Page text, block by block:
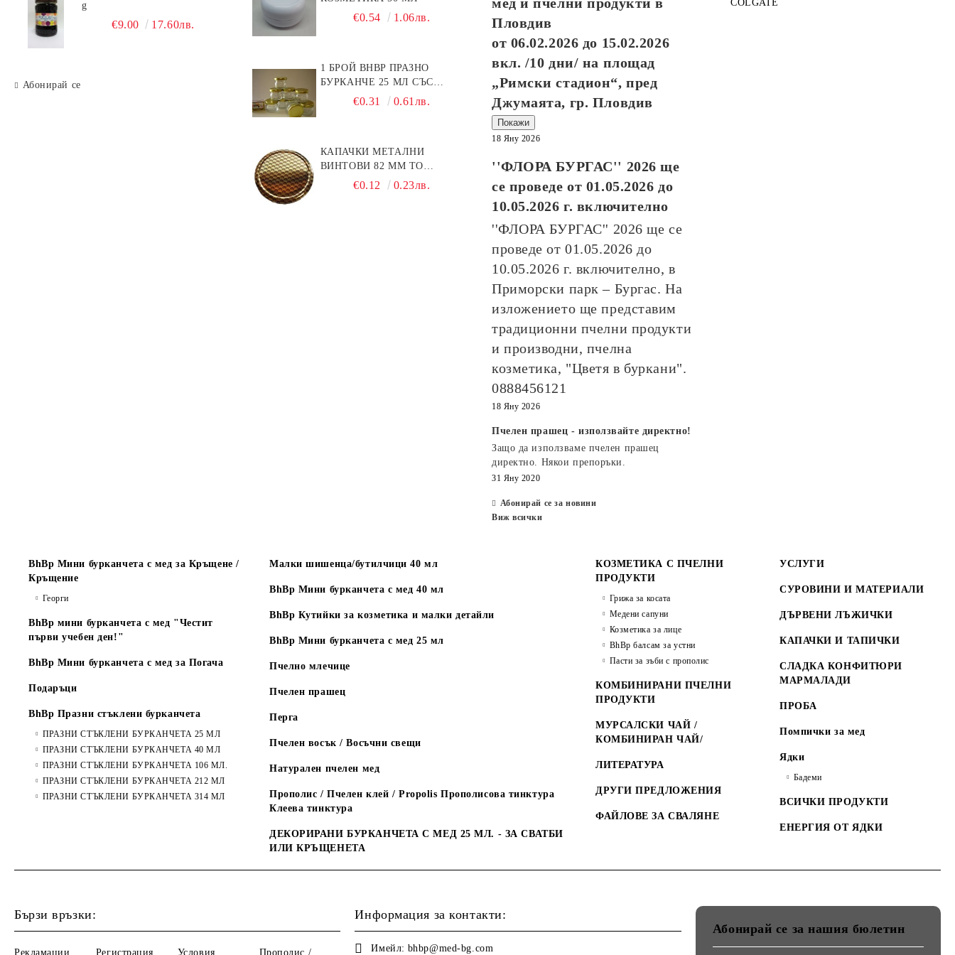
g
€9.00 17.60лв.
Абонирай се
€0.54 1.06лв.
1 БРОЙ BHBP ПРАЗНО
БУРКАНЧЕ 25 МЛ СЪС
ЗЛАТИСТА КАПАЧКА
€0.31 0.61лв.
КАПАЧКИ МЕТАЛНИ
ВИНТОВИ 82 ММ ТО
ПЧЕЛНА ПИТА
€0.12 0.23лв.
Пловдив
от 06.02.2026 до 15.02.2026
вкл. /10 дни/ на площад
„Римски стадион“, пред
Джумаята, гр. Пловдив
Покажи
18 Яну 2026
''ФЛОРА БУРГАС'' 2026ще
се проведе от 01.05.2026 до
10.05.2026 г. включително
''ФЛОРА БУРГАС'' 2026ще се
проведе от01.05.2026 до
10.05.2026 г. включително, в
Приморски парк – Бургас. На
изложението ще представим
традиционни пчелни продукти
и производни, пчелна
козметика, "Цветя в буркани".
0888456121
18 Яну 2026
Пчелен прашец - използвайте директно!
Защо да използваме пчелен прашец
директно. Някои препоръки.
31 Яну 2020
Абонирай се за новини
Виж всички
COLGATE
BhBp Мини бурканчета с мед за Кръщене /
Кръщение
Георги
BhBp мини бурканчета с мед "Честит
първи учебен ден!"
BhBp Мини бурканчета с мед за Погача
Подаръци
BhBp Празни стъклени бурканчета
ПРАЗНИ СТЪКЛЕНИ БУРКАНЧЕТА 25 МЛ
ПРАЗНИ СТЪКЛЕНИ БУРКАНЧЕТА 40 МЛ
ПРАЗНИ СТЪКЛЕНИ БУРКАНЧЕТА 106 МЛ.
ПРАЗНИ СТЪКЛЕНИ БУРКАНЧЕТА 212 МЛ
ПРАЗНИ СТЪКЛЕНИ БУРКАНЧЕТА 314 МЛ
Малки шишенца/бутилчици 40 мл
BhBp Мини бурканчета с мед 40 мл
BhBp Кутийки за козметика и малки детайли
BhBp Мини бурканчета с мед 25 мл
Пчелно млечице
Пчелен прашец
Перга
Пчелен восък / Восъчни свещи
Натурален пчелен мед
Прополис / Пчелен клей / Propolis Прополисова тинктура
Клеева тинктура
ДЕКОРИРАНИ БУРКАНЧЕТА С МЕД 25 МЛ. - ЗА СВАТБИ
ИЛИ КРЪЩЕНЕТА
КОЗМЕТИКА С ПЧЕЛНИ
ПРОДУКТИ
Грижа за косата
Медени сапуни
Козметика за лице
BhBp балсам за устни
Пасти за зъби с прополис
КОМБИНИРАНИ ПЧЕЛНИ
ПРОДУКТИ
МУРСАЛСКИ ЧАЙ /
КОМБИНИРАН ЧАЙ/
ЛИТЕРАТУРА
ДРУГИ ПРЕДЛОЖЕНИЯ
ФАЙЛОВЕ ЗА СВАЛЯНЕ
УСЛУГИ
СУРОВИНИ И МАТЕРИАЛИ
ДЪРВЕНИ ЛЪЖИЧКИ
КАПАЧКИ И ТАПИЧКИ
СЛАДКА КОНФИТЮРИ
МАРМАЛАДИ
ПРОБА
Помпички за мед
Ядки
Бадеми
ВСИЧКИ ПРОДУКТИ
ЕНЕРГИЯ ОТ ЯДКИ
Бързи връзки:
Рекламации Регистрация Условия Прополис /
Информация за контакти:
Имейл: bhbp@med-bg.com
Абонирай се за нашия бюлетин